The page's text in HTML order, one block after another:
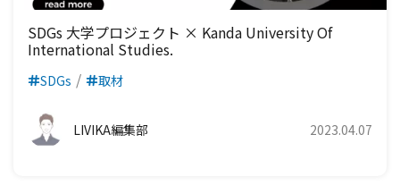
SDGs 大学プロジェクト × Kanda University Of
International Studies.
SDGs 取材
LIVIKA編集部 2023.04.07